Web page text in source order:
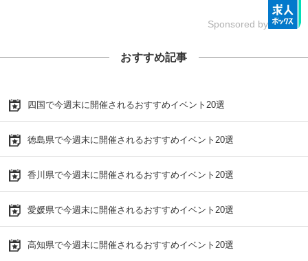
Sponsored by
おすすめ記事
四国で今週末に開催されるおすすめイベント20選
徳島県で今週末に開催されるおすすめイベント20選
香川県で今週末に開催されるおすすめイベント20選
愛媛県で今週末に開催されるおすすめイベント20選
高知県で今週末に開催されるおすすめイベント20選